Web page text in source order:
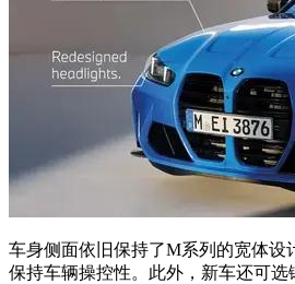
车身侧面依旧保持了M系列的宽体设
保持车辆操控性。此外，新车还可